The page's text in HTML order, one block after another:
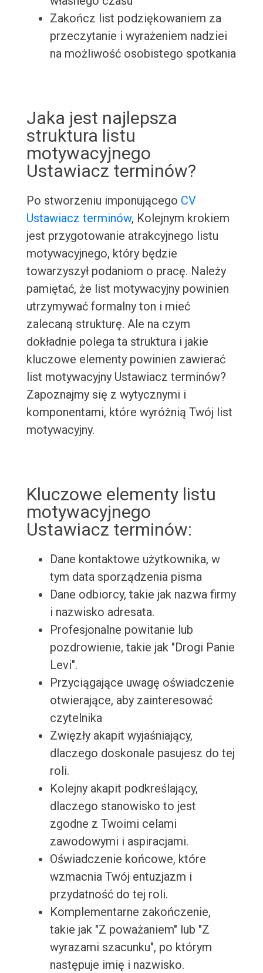
Zakończ list podziękowaniem za
przeczytanie i wyrażeniem nadziei
na możliwość osobistego spotkania
Jaka jest najlepsza
struktura listu
motywacyjnego
Ustawiacz terminów?
Po stworzeniu imponującego CV
Ustawiacz terminów, Kolejnym krokiem
jest przygotowanie atrakcyjnego listu
motywacyjnego, który będzie
towarzyszył podaniom o pracę. Należy
pamiętać, że list motywacyjny powinien
utrzymywać formalny ton i mieć
zalecaną strukturę. Ale na czym
dokładnie polega ta struktura i jakie
kluczowe elementy powinien zawierać
list motywacyjny Ustawiacz terminów?
Zapoznajmy się z wytycznymi i
komponentami, które wyróżnią Twój list
motywacyjny.
Kluczowe elementy listu
motywacyjnego
Ustawiacz terminów:
Dane kontaktowe użytkownika, w
tym data sporządzenia pisma
Dane odbiorcy, takie jak nazwa firmy
i nazwisko adresata.
Profesjonalne powitanie lub
pozdrowienie, takie jak "Drogi Panie
Levi".
Przyciągające uwagę oświadczenie
otwierające, aby zainteresować
czytelnika
Zwięzły akapit wyjaśniający,
dlaczego doskonale pasujesz do tej
roli.
Kolejny akapit podkreślający,
dlaczego stanowisko to jest
zgodne z Twoimi celami
zawodowymi i aspiracjami.
Oświadczenie końcowe, które
wzmacnia Twój entuzjazm i
przydatność do tej roli.
Komplementarne zakończenie,
takie jak "Z poważaniem" lub "Z
wyrazami szacunku", po którym
następuje imię i nazwisko.